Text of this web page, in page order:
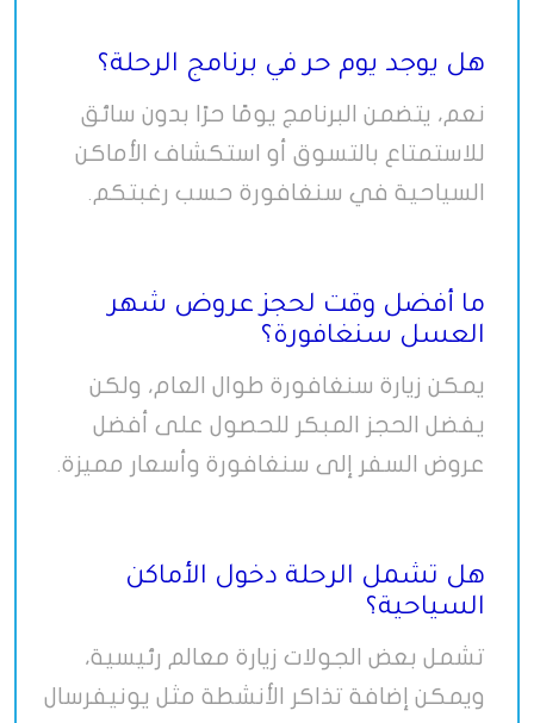
هل يوجد يوم حر في برنامج الرحلة؟
نعم، يتضمن البرنامج يومًا حرًا بدون سائق
للاستمتاع بالتسوق أو استكشاف الأماكن
السياحية في سنغافورة حسب رغبتكم .
ما أفضل وقت لحجز عروض شهر
العسل سنغافورة؟
يمكن زيارة سنغافورة طوال العام، ولكن
يفضل الحجز المبكر للحصول على أفضل
عروض السفر إلى سنغافورة وأسعار مميزة.
هل تشمل الرحلة دخول الأماكن
السياحية؟
تشمل بعض الجولات زيارة معالم رئيسية،
ويمكن إضافة تذاكر الأنشطة مثل يونيفرسال